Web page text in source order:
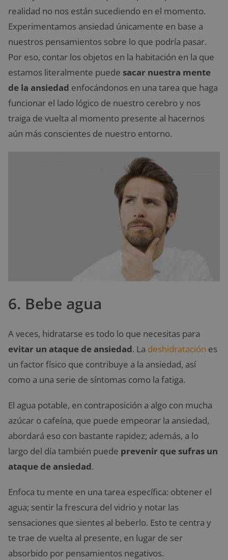
realidad no nos están sucediendo en el momento.
Experimentamos ansiedad únicamente en base a
nuestros pensamientos sobre lo que podría pasar.
Por eso, contar los objetos en la habitación en la que
estamos literalmente puede sacar nuestra mente
de la ansiedad enfocándonos en una tarea que haga
funcionar el lado lógico de nuestro cerebro y nos
traiga de vuelta al momento presente al hacernos
aún más conscientes de nuestro entorno.
6. Bebe agua
A veces, hidratarse es todo lo que necesitas para
evitar un ataque de ansiedad. La deshidratación es
un factor físico que contribuye a la ansiedad, así
como a una serie de síntomas como la fatiga.
El agua potable, en contraposición a algo con mucha
azúcar o cafeína, que puede empeorar la ansiedad,
abordará eso con bastante rapidez; además, a lo
largo del día también puede prevenir que sufras un
ataque de ansiedad.
Enfoca tu mente en una tarea específica: obtener el
agua; sentir la frescura del vidrio y notar las
sensaciones que sientes al beberlo. Esto te centra y
te trae de vuelta al presente, en lugar de ser
absorbido por pensamientos negativos.